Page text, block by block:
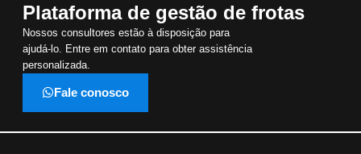
Plataforma de gestão de frotas
Nossos consultores estão à disposição para
ajudá-lo. Entre em contato para obter assistência
personalizada.
Fale conosco